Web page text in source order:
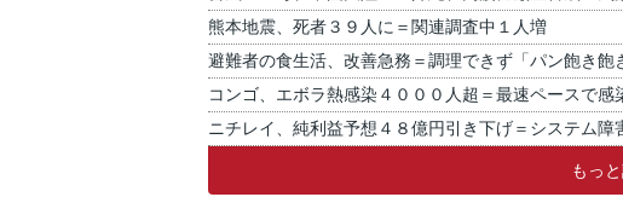
熊本地震、死者３９人に＝関連調査中１人増
避難者の食生活、改善急務＝調理できず「パン飽き
コンゴ、エボラ熱感染４０００人超＝最速ペースで感
ニチレイ、純利益予想４８億円引き下げ＝システム障
もっ